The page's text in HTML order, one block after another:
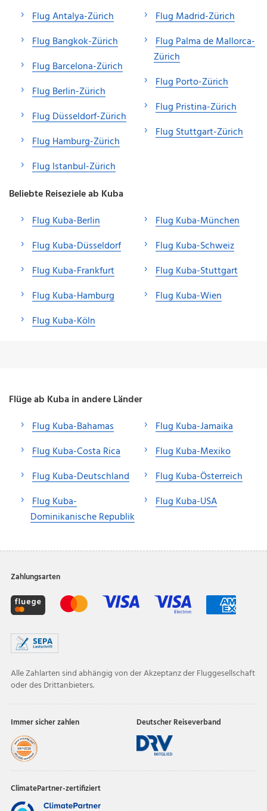
Flug Antalya-Zürich
Flug Bangkok-Zürich
Flug Barcelona-Zürich
Flug Berlin-Zürich
Flug Düsseldorf-Zürich
Flug Hamburg-Zürich
Flug Istanbul-Zürich
Flug Madrid-Zürich
Flug Palma de Mallorca-
Zürich
Flug Porto-Zürich
Flug Pristina-Zürich
Flug Stuttgart-Zürich
Beliebte Reiseziele ab Kuba
Flug Kuba-Berlin
Flug Kuba-Düsseldorf
Flug Kuba-Frankfurt
Flug Kuba-Hamburg
Flug Kuba-Köln
Flug Kuba-München
Flug Kuba-Schweiz
Flug Kuba-Stuttgart
Flug Kuba-Wien
Flüge ab Kuba in andere Länder
Flug Kuba-Bahamas
Flug Kuba-Costa Rica
Flug Kuba-Deutschland
Flug Kuba-
Dominikanische Republik
Flug Kuba-Jamaika
Flug Kuba-Mexiko
Flug Kuba-Österreich
Flug Kuba-USA